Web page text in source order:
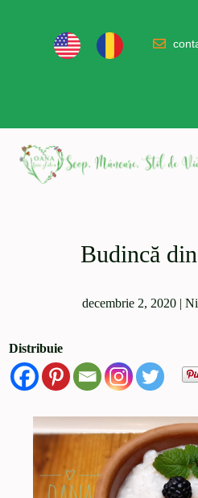
Budincă
decembrie 2, 2020|
Distribuie